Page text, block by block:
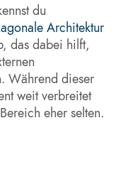
du
Architektur
das dabei hilft,
Während dieser
weit verbreitet
eher selten.